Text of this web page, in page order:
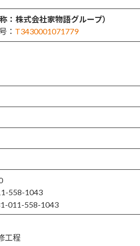
：株式会社家物語グループ）
： T3430001071779
558-1043
011-558-1043
工程